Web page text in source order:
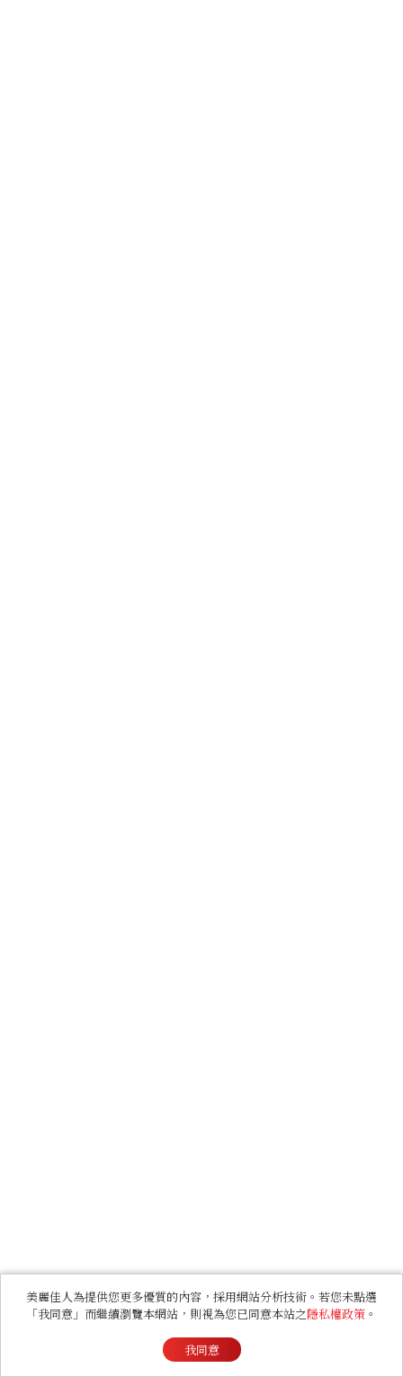
美麗佳人為提供您更多優質的內容，採用網站分析技術。若您未點選
「我同意」而繼續瀏覽本網站，則視為您已同意本站之隱私權政策 。
我同意